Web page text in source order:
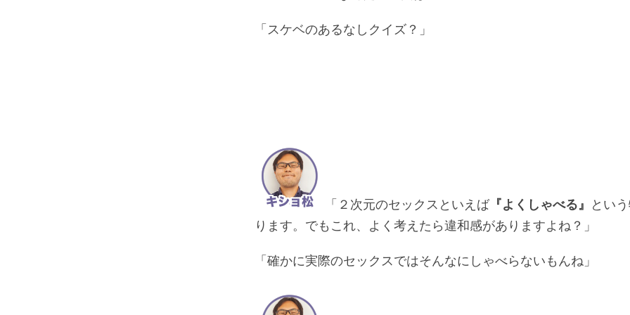
「スケベのあるなしクイズ？」
「２次元のセックスといえば『よくしゃべる』
とい
ります。でもこれ、よく考えたら違和感がありますよね？」
「確かに実際のセックスではそんなにしゃべらないもんね」